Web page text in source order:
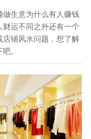
做生意为什么有人赚钱
运不同之外还有一个
铺风水问题，想了解
。